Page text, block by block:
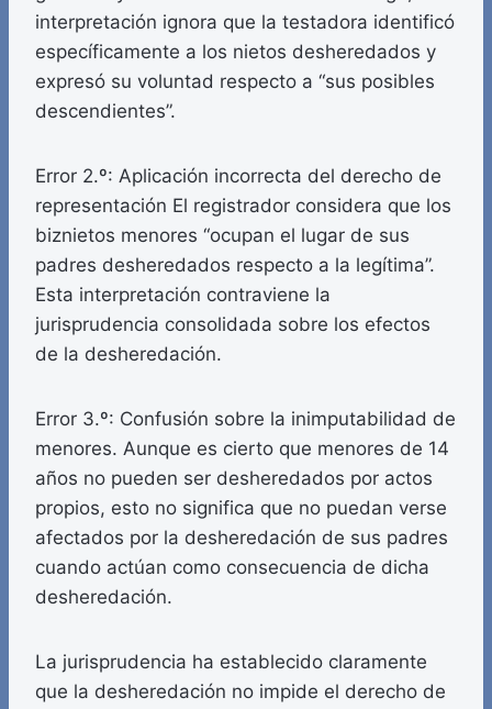
interpretación ignora que la testadora identificó
específicamente a los nietos desheredados y
expresó su voluntad respecto a “sus posibles
descendientes”.
Error 2.º: Aplicación incorrecta del derecho de
representación El registrador considera que los
biznietos menores “ocupan el lugar de sus
padres desheredados respecto a la legítima”.
Esta interpretación contraviene la
jurisprudencia consolidada sobre los efectos
de la desheredación.
Error 3.º: Confusión sobre la inimputabilidad de
menores. Aunque es cierto que menores de 14
años no pueden ser desheredados por actos
propios, esto no significa que no puedan verse
afectados por la desheredación de sus padres
cuando actúan como consecuencia de dicha
desheredación.
La jurisprudencia ha establecido claramente
que la desheredación no impide el derecho de